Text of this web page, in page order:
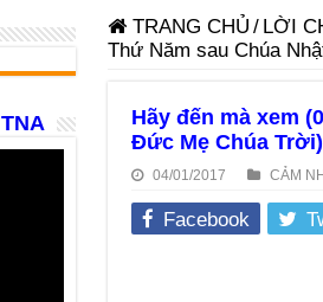
TRANG CHỦ / LỜI
Thứ Năm sau Chúa
Hãy đến mà xem
Đức Mẹ Chúa Trời)
04/01/2017 CẢM
Facebook